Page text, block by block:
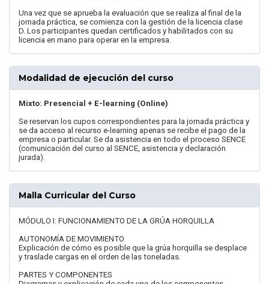
Una vez que se aprueba la evaluación que se realiza al final de la
jornada práctica, se comienza con la gestión de la licencia clase
D. Los participantes quedan certificados y habilitados con su
licencia en mano para operar en la empresa.
Modalidad de ejecución del curso
Mixto: Presencial + E-learning (Online)
Se reservan los cupos correspondientes para la jornada práctica y
se da acceso al recurso e-learning apenas se recibe el pago de la
empresa o particular. Se da asistencia en todo el proceso SENCE
(comunicación del curso al SENCE, asistencia y declaración
jurada).
Malla Curricular del Curso
MÓDULO I: FUNCIONAMIENTO DE LA GRÚA HORQUILLA
AUTONOMÍA DE MOVIMIENTO
Explicación de cómo es posible que la grúa horquilla se desplace
y traslade cargas en el orden de las toneladas.
PARTES Y COMPONENTES